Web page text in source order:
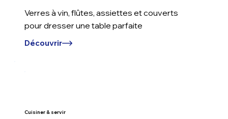
Verres à vin, flûtes, assiettes et couverts
pour dresser une table parfaite
Découvrir
Cuisiner & servir